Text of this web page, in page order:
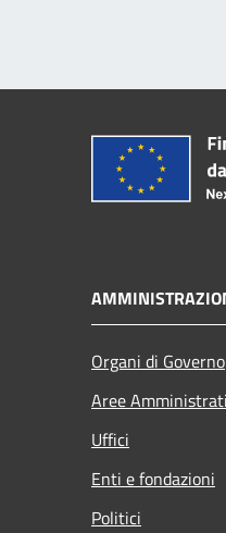
Organi di Governo
Aree
Uffici
Enti e fondazioni
Politici